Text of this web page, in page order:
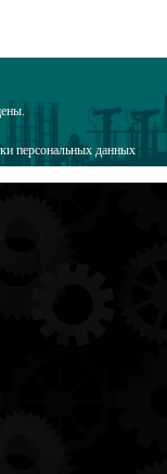
персональных данных